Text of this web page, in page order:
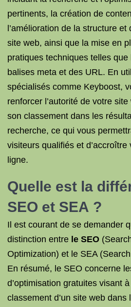
pertinents, la création de
l’amélioration de la structure
site web, ainsi que la mise en
pratiques techniques telles que
balises meta et des URL. En
spécialisés comme Keyboost,
renforcer l’autorité de votre
son classement dans les
recherche, ce qui vous
visiteurs qualifiés et d’accroître
ligne.
Quelle est la
SEO et SEA ?
Il est courant de se demander
distinction entre le SEO
Optimization) et le SEA
En résumé, le SEO concerne
d’optimisation gratuites visant
classement d’un site web dans